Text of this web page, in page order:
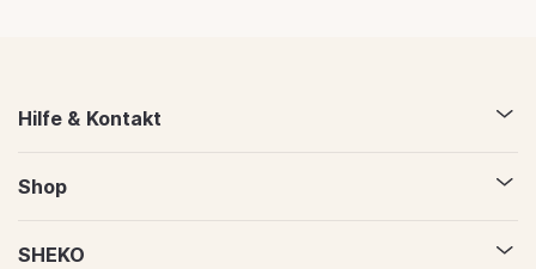
Hilfe & Kontakt
Shop
SHEKO